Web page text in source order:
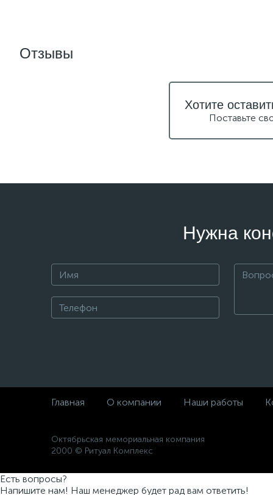
Отзывы
Хотите
Поставьте
Нужна
Главная О компании Наши работы
Октябрьская мемориальная компания
2000 © Ритуал Комплекс
Есть вопросы?
Напишите нам! Наш менеджер будет рад вам ответить!